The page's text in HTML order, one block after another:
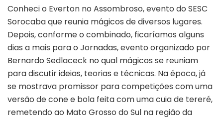
briga
o
destino
Conheci o Everton no Assombroso, evento do SESC
Sorocaba que reunia mágicos de diversos lugares.
Depois, conforme o combinado, ficaríamos alguns
dias a mais para o Jornadas, evento organizado por
Bernardo Sedlaceck no qual mágicos se reuniam
para discutir ideias, teorias e técnicas. Na época, já
se mostrava promissor para competições com uma
versão de cone e bola feita com uma cuia de tereré,
remetendo ao Mato Grosso do Sul na região da